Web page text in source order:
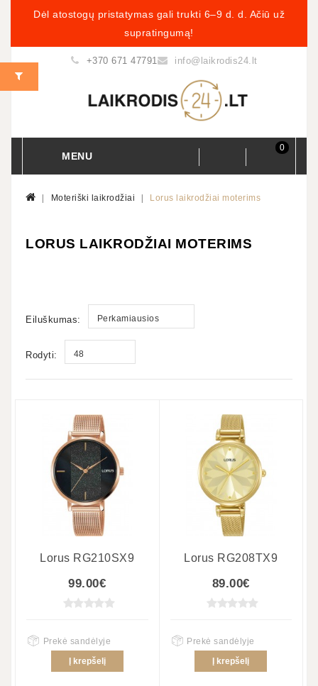
Dėl atostogų pristatymas gali trukti 6–9 d. d. Ačiū už
supratingumą!
+370 671 47791 info@laikrodis24.lt
0
MENU
Moteriški laikrodžiai Lorus laikrodžiai moterims
LORUS LAIKRODŽIAI MOTERIMS
Eiluškumas: Perkamiausios
Rodyti: 48
Lorus RG210SX9
99.00€
Prekė sandėlyje
Į krepšelį
Lorus RG208TX9
89.00€
Prekė sandėlyje
Į krepšelį